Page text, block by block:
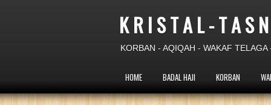
K R I S T A L - T A S
KORBAN - AQIQAH - WAKAF
HOME BADAL HAJI KORBAN